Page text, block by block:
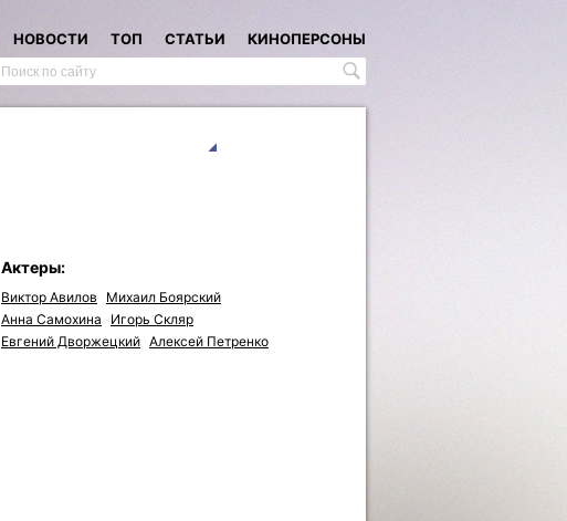
НОВОСТИ ТОП СТАТЬИ КИНОПЕРСОНЫ
Актеры:
Виктор Авилов
Михаил Боярский
Анна Самохина
Игорь Скляр
Евгений Дворжецкий Алексей Петренко